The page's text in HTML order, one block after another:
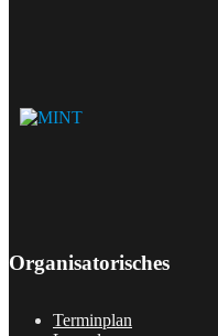
Organisatorisches
Terminplan